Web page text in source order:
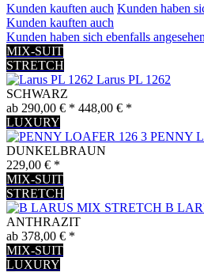
Kunden kauften auch Kunden haben
Kunden kauften auch
Kunden haben sich ebenfalls angesehen
MIX-SUIT
STRETCH
Larus PL 1262
SCHWARZ
ab 290,00 € * 448,00 € *
LUXURY
PENNY
DUNKELBRAUN
229,00 € *
MIX-SUIT
STRETCH
B
ANTHRAZIT
ab 378,00 € *
MIX-SUIT
LUXURY